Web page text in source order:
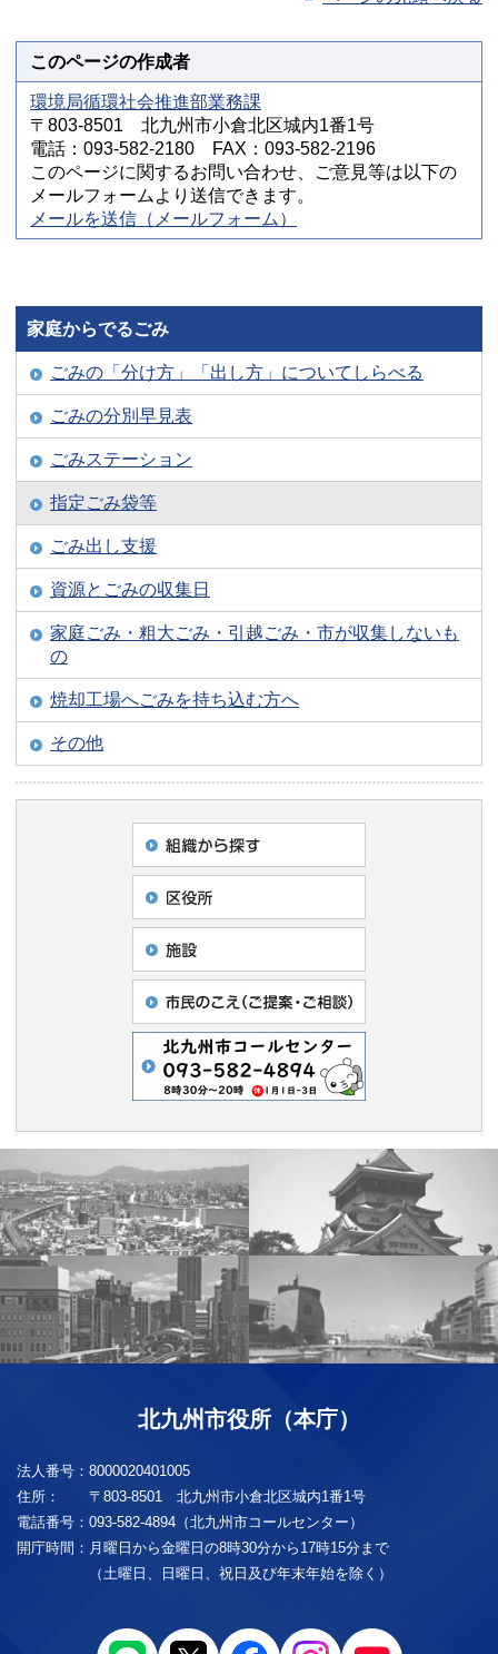
このページの作成者
環境局循環社会推進部業務課
〒803-8501 北九州市小倉北区城内1番1号
電話：093-582-2180 FAX：093-582-2196
このページに関するお問い合わせ、ご意見等は以下の
メールフォームより送信できます。
メールを送信（メールフォーム）
家庭からでるごみ
ごみの「分け方」「出し方」についてしらべる
ごみの分別早見表
ごみステーション
指定ごみ袋等
ごみ出し支援
資源とごみの収集日
家庭ごみ・粗大ごみ・引越ごみ・市が収集しないも
の
焼却工場へごみを持ち込む方へ
その他
北九州市役所（本庁）
法人番号： 8000020401005
住所：
〒803-8501 北九州市小倉北区城内1番1号
電話番号： 093-582-4894（北九州市コールセンター）
開庁時間： 月曜日から金曜日の8時30分から17時15分まで
（土曜日、日曜日、祝日及び年末年始を除く）